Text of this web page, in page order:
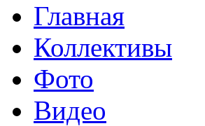
Главная
Коллективы
Фото
Видео